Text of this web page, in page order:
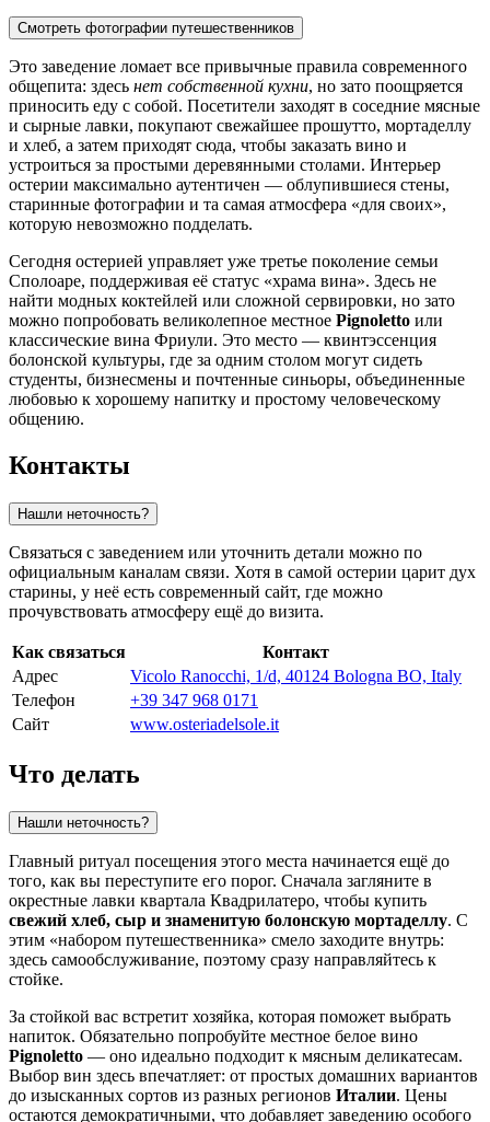
Смотреть фотографии путешественников
Это заведение ломает все привычные правила современного
общепита: здесь нет собственной кухни, но зато поощряется
приносить еду с собой. Посетители заходят в соседние мясные
и сырные лавки, покупают свежайшее прошутто, мортаделлу
и хлеб, а затем приходят сюда, чтобы заказать вино и
устроиться за простыми деревянными столами. Интерьер
остерии максимально аутентичен — облупившиеся стены,
старинные фотографии и та самая атмосфера «для своих»,
которую невозможно подделать.
Сегодня остерией управляет уже третье поколение семьи
Сполоаре, поддерживая её статус «храма вина». Здесь не
найти модных коктейлей или сложной сервировки, но зато
можно попробовать великолепное местное Pignoletto или
классические вина Фриули. Это место — квинтэссенция
болонской культуры, где за одним столом могут сидеть
студенты, бизнесмены и почтенные синьоры, объединенные
любовью к хорошему напитку и простому человеческому
общению.
Контакты
Нашли неточность?
Связаться с заведением или уточнить детали можно по
официальным каналам связи. Хотя в самой остерии царит дух
старины, у неё есть современный сайт, где можно
прочувствовать атмосферу ещё до визита.
Как связаться
Контакт
Адрес
Vicolo Ranocchi, 1/d, 40124 Bologna BO, Italy
Телефон
+39 347 968 0171
Сайт
www.osteriadelsole.it
Что делать
Нашли неточность?
Главный ритуал посещения этого места начинается ещё до
того, как вы переступите его порог. Сначала загляните в
окрестные лавки квартала Квадрилатеро, чтобы купить
свежий хлеб, сыр и знаменитую болонскую мортаделлу. С
этим «набором путешественника» смело заходите внутрь:
здесь самообслуживание, поэтому сразу направляйтесь к
стойке.
За стойкой вас встретит хозяйка, которая поможет выбрать
напиток. Обязательно попробуйте местное белое вино
Pignoletto — оно идеально подходит к мясным деликатесам.
Выбор вин здесь впечатляет: от простых домашних вариантов
до изысканных сортов из разных регионов Италии. Цены
остаются демократичными, что добавляет заведению особого